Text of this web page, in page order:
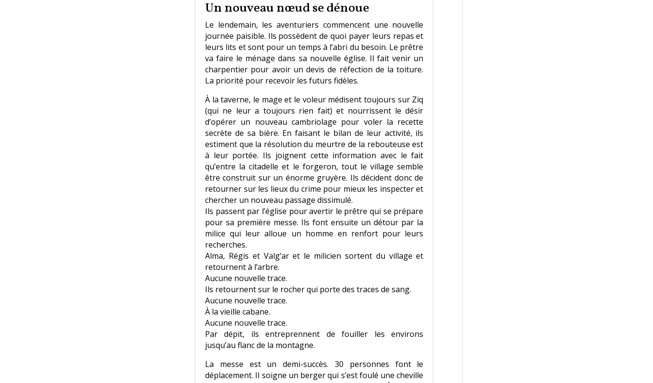
Un nouveau nœud se dénoue
Le lendemain, les aventuriers commencent une nouvelle
journée paisible. Ils possèdent de quoi payer leurs repas et
leurs lits et sont pour un temps à l’abri du besoin. Le prêtre
va faire le ménage dans sa nouvelle église. Il fait venir un
charpentier pour avoir un devis de réfection de la toiture.
La priorité pour recevoir les futurs fidèles.
À la taverne, le mage et le voleur médisent toujours sur Ziq
(qui ne leur a toujours rien fait) et nourrissent le désir
d’opérer un nouveau cambriolage pour voler la recette
secrète de sa bière. En faisant le bilan de leur activité, ils
estiment que la résolution du meurtre de la rebouteuse est
à leur portée. Ils joignent cette information avec le fait
qu’entre la citadelle et le forgeron, tout le village semble
être construit sur un énorme gruyère. Ils décident donc de
retourner sur les lieux du crime pour mieux les inspecter et
chercher un nouveau passage dissimulé.
Ils passent par l’église pour avertir le prêtre qui se prépare
pour sa première messe. Ils font ensuite un détour par la
milice qui leur alloue un homme en renfort pour leurs
recherches.
Alma, Régis et Valg’ar et le milicien sortent du village et
retournent à l’arbre.
Aucune nouvelle trace.
Ils retournent sur le rocher qui porte des traces de sang.
Aucune nouvelle trace.
À la vieille cabane.
Aucune nouvelle trace.
Par dépit, ils entreprennent de fouiller les environs
jusqu’au flanc de la montagne.
La messe est un demi-succès. 30 personnes font le
déplacement. Il soigne un berger qui s’est foulé une cheville